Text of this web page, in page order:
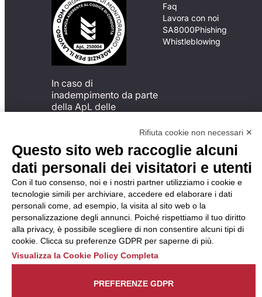
In caso di
inadempimento da parte
della ApL delle
del Codice di Condotta, è
possibile presentare un
reclamo
all’Organismo di
Monitoraggio utilizzando
una delle modalità
descritte al seguente
indirizzo web
https://odm-
agenzielavoro.it/reclami/ .
Faq
Lavora con noi
SA8000Phishing
Whistleblowing
Rifiuta cookie non necessari ✕
Questo sito web raccoglie alcuni
dati personali dei visitatori e utenti
Con il tuo consenso, noi e i nostri partner utilizziamo i cookie e
tecnologie simili per archiviare, accedere ed elaborare i dati
personali come, ad esempio, la visita al sito web o la
personalizzazione degli annunci. Poiché rispettiamo il tuo diritto
alla privacy, è possibile scegliere di non consentire alcuni tipi di
cookie. Clicca su preferenze GDPR per saperne di più.
Visualizza la Cookie Policy Completa
PREFERENZE GDPR